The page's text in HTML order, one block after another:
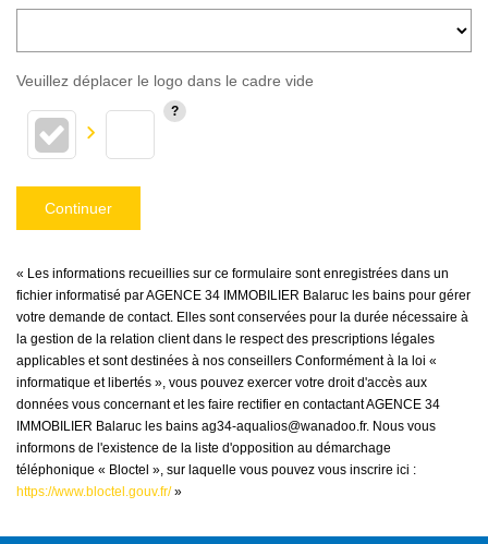
Veuillez déplacer le logo dans le cadre vide
Continuer
« Les informations recueillies sur ce formulaire sont enregistrées dans un
fichier informatisé par AGENCE 34 IMMOBILIER Balaruc les bains pour gérer
votre demande de contact. Elles sont conservées pour la durée nécessaire à
la gestion de la relation client dans le respect des prescriptions légales
applicables et sont destinées à nos conseillers Conformément à la loi «
informatique et libertés », vous pouvez exercer votre droit d'accès aux
données vous concernant et les faire rectifier en contactant AGENCE 34
IMMOBILIER Balaruc les bains ag34-aqualios@wanadoo.fr. Nous vous
informons de l'existence de la liste d'opposition au démarchage
téléphonique « Bloctel », sur laquelle vous pouvez vous inscrire ici :
https://www.bloctel.gouv.fr/»